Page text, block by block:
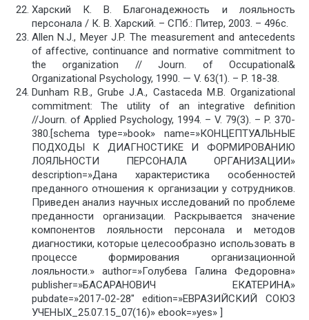
Харский К. В. Благонадежность и лояльность
персонала / К. В. Харский. – СПб.: Питер, 2003. – 496с.
Allen N.J., Meyer J.P. The measurement and antecedents
of affective, continuance and normative commitment to
the organization // Journ. of Occupational&
Organizational Psychology, 1990. — V. 63(1). – P. 18-38.
Dunham R.B., Grube J.A., Castaceda M.B. Organizational
commitment: The utility of an integrative definition
//Journ. of Applied Psychology, 1994. – V. 79(3). – P. 370-
380.[schema type=»book» name=»КОНЦЕПТУАЛЬНЫЕ
ПОДХОДЫ К ДИАГНОСТИКЕ И ФОРМИРОВАНИЮ
ЛОЯЛЬНОСТИ ПЕРСОНАЛА ОРГАНИЗАЦИИ»
description=»Дана характеристика особенностей
преданного отношения к организации у сотрудников.
Приведен анализ научных исследований по проблеме
преданности организации. Раскрывается значение
компонентов лояльности персонала и методов
диагностики, которые целесообразно использовать в
процессе формирования организационной
лояльности.» author=»Голубева Галина Федоровна»
publisher=»БАСАРАНОВИЧ ЕКАТЕРИНА»
pubdate=»2017-02-28″ edition=»ЕВРАЗИЙСКИЙ СОЮЗ
УЧЕНЫХ_25.07.15_07(16)» ebook=»yes» ]